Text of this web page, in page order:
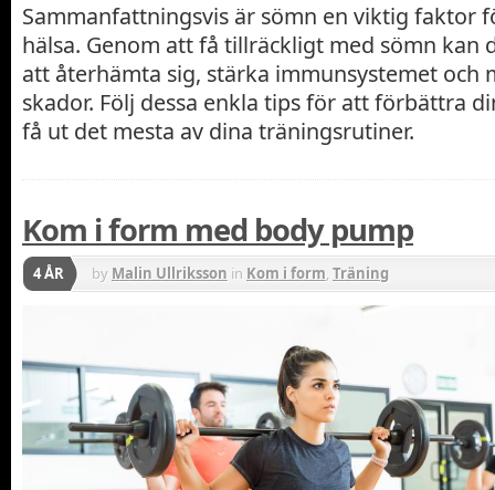
Sammanfattningsvis är sömn en viktig faktor
hälsa. Genom att få tillräckligt med sömn kan
att återhämta sig, stärka immunsystemet och
skador. Följ dessa enkla tips för att förbättra
få ut det mesta av dina träningsrutiner.
Kom i form med body pump
4 ÅR by Malin Ullriksson in Kom i form, Träning